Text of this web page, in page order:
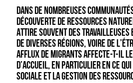
DANS DE NOMBREUSES
DÉCOUVERTE DE RESSOURCES
ATTIRE SOUVENT DES TRAVAILLEUSES
DE DIVERSES RÉGIONS, VOIRE DE
AFFLUX DE MIGRANTS AFFECTE-T-IL
D’ACCUEIL, EN PARTICULIER EN CE
SOCIALE ET LA GESTION DES